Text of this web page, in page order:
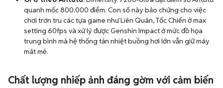
quanh mốc 800.000 điểm. Con số này bảo chứng cho việc
chơi trơn tru các tựa game như Liên Quân, Tốc Chiến ở max
setting 60fps và xử lý được Genshin Impact ở mức đồ họa
trung bình mà hệ thống tản nhiệt buồng hơi lớn vẫn giữ máy
mát mẻ.
Chất lượng nhiếp ảnh đáng gờm với cảm biến